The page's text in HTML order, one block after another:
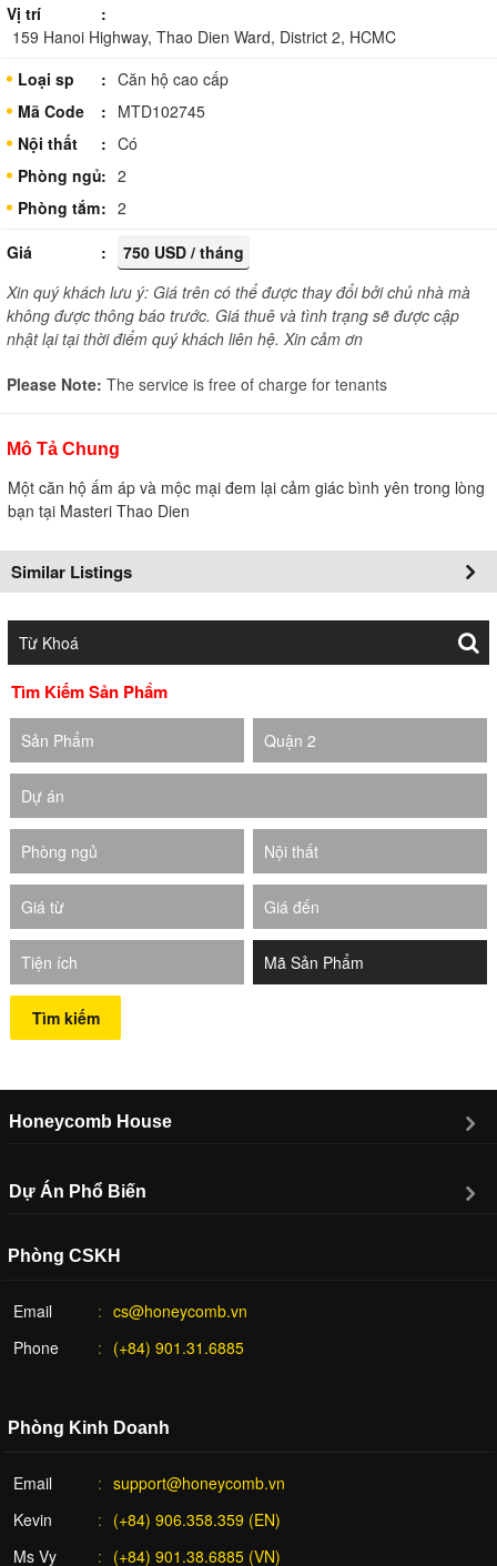
Vị trí
159 Hanoi Highway, Thao Dien Ward, District 2, HCMC
Loại sp
Căn hộ cao cấp
Mã Code
MTD102745
Nội thất
Có
Phòng ngủ
2
Phòng tắm
2
Giá
750 USD / tháng
Xin quý khách lưu ý: Giá trên có thể được thay đổi bởi chủ nhà mà
không được thông báo trước. Giá thuê và tình trạng sẽ được cập
nhật lại tại thời điểm quý khách liên hệ. Xin cảm ơn
Please Note: The service is free of charge for tenants
Mô Tả Chung
Một căn hộ ấm áp và mộc mại đem lại cảm giác bình yên trong lòng
bạn tại Masteri Thao Dien
Similar Listings
Tìm Kiếm Sản Phẩm
Sản Phẩm Quận 2
Dự án
Phòng ngủ Nội thất
Giá từ Giá đến
Tiện ích
Tìm kiếm
Honeycomb House
Dự Án Phổ Biến
Phòng CSKH
Email
cs@honeycomb.vn
Phone
(+84) 901.31.6885
Phòng Kinh Doanh
Email
support@honeycomb.vn
Kevin
(+84) 906.358.359 (EN)
Ms Vy
(+84) 901.38.6885 (VN)